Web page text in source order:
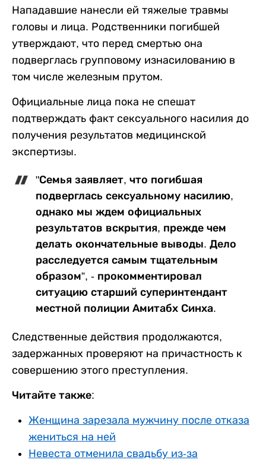
Нападавшие нанесли ей тяжелые травмы
головы и лица. Родственники погибшей
утверждают, что перед смертью она
подверглась групповому изнасилованию в
том числе железным прутом.
Официальные лица пока не спешат
подтверждать факт сексуального насилия до
получения результатов медицинской
экспертизы.
"Семья заявляет, что погибшая
подверглась сексуальному насилию,
однако мы ждем официальных
результатов вскрытия, прежде чем
делать окончательные выводы. Дело
расследуется самым тщательным
образом”, - прокомментировал
ситуацию старший суперинтендант
местной полиции Амитабх Синха.
Следственные действия продолжаются,
задержанных проверяют на причастность к
совершению этого преступления.
Читайте также:
Женщина зарезала мужчину после отказа
жениться на ней
Невеста отменила свадьбу из-за